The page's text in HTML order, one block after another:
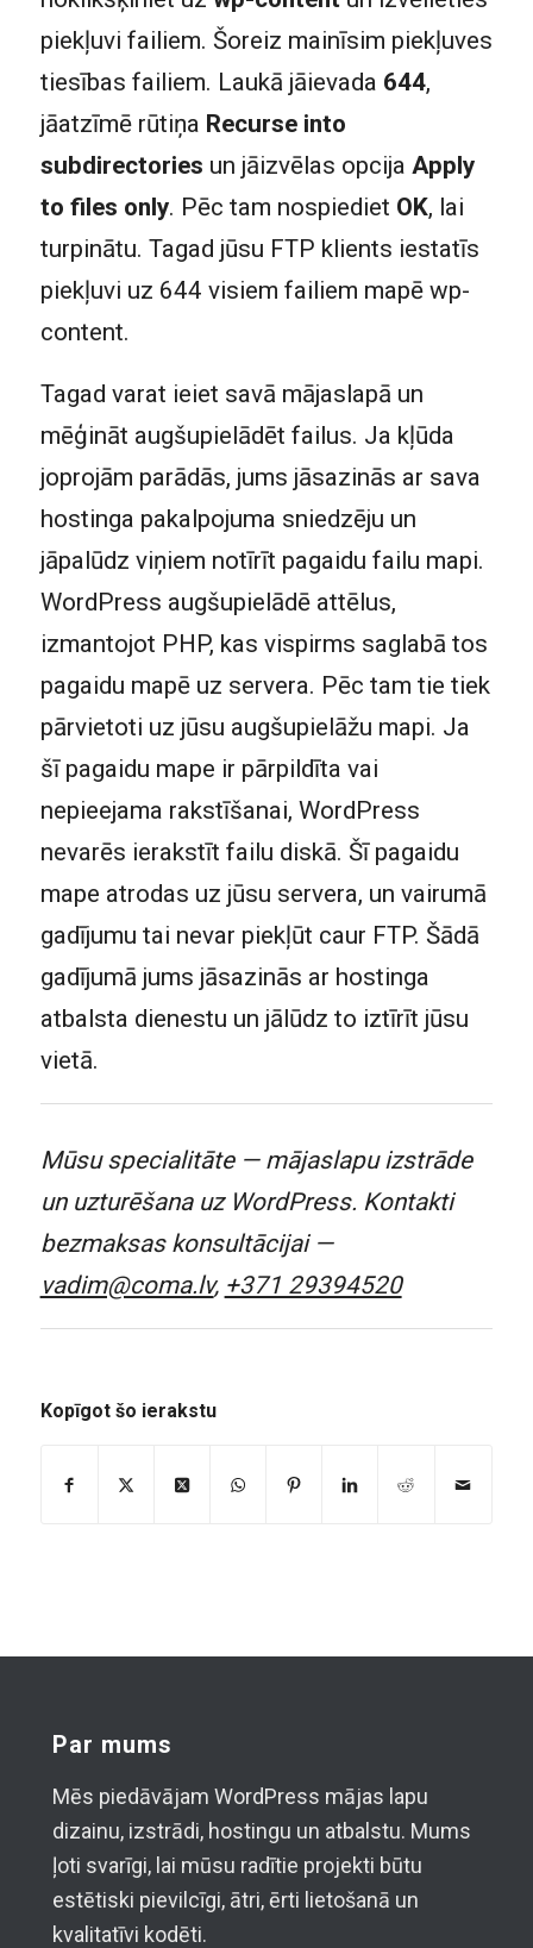
piekļuvi failiem. Šoreiz mainīsim piekļuves
tiesības failiem. Laukā jāievada 644,
jāatzīmē rūtiņa Recurse into
subdirectories un jāizvēlas opcija Apply
to files only. Pēc tam nospiediet OK, lai
turpinātu. Tagad jūsu FTP klients iestatīs
piekļuvi uz 644 visiem failiem mapē wp-
content.
Tagad varat ieiet savā mājaslapā un
mēģināt augšupielādēt failus. Ja kļūda
joprojām parādās, jums jāsazinās ar sava
hostinga pakalpojuma sniedzēju un
jāpalūdz viņiem notīrīt pagaidu failu mapi.
WordPress augšupielādē attēlus,
izmantojot PHP, kas vispirms saglabā tos
pagaidu mapē uz servera. Pēc tam tie tiek
pārvietoti uz jūsu augšupielāžu mapi. Ja
šī pagaidu mape ir pārpildīta vai
nepieejama rakstīšanai, WordPress
nevarēs ierakstīt failu diskā. Šī pagaidu
mape atrodas uz jūsu servera, un vairumā
gadījumu tai nevar piekļūt caur FTP. Šādā
gadījumā jums jāsazinās ar hostinga
atbalsta dienestu un jālūdz to iztīrīt jūsu
vietā.
Mūsu specialitāte — mājaslapu izstrāde
un uzturēšana uz WordPress. Kontakti
bezmaksas konsultācijai —
vadim@coma.lv, +371 29394520
Kopīgot šo ierakstu
Par mums
Mēs piedāvājam WordPress mājas lapu
dizainu, izstrādi, hostingu un atbalstu. Mums
ļoti svarīgi, lai mūsu radītie projekti būtu
estētiski pievilcīgi, ātri, ērti lietošanā un
kvalitatīvi kodēti.